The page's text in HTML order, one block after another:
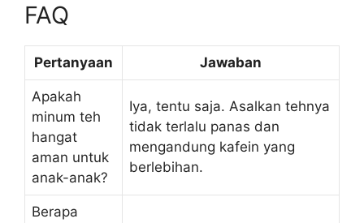
FAQ
Pertanyaan Jawaban
Apakah
minum teh
hangat
aman untuk
anak-anak?
Iya, tentu saja. Asalkan tehnya
tidak terlalu panas dan
mengandung kafein yang
berlebihan.
Berapa